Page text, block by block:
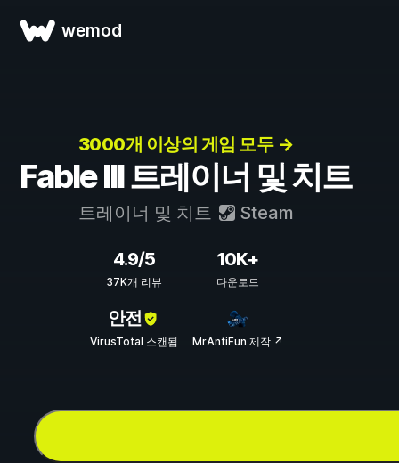
wemod
3000개 이상의 게임 모두 →
Fable III 트레이너 및 치트
트레이너 및 치트 Steam
4.9/5
37K개 리뷰
10K+
다운로드
안전
VirusTotal 스캔됨 MrAntiFun 제작 ↗